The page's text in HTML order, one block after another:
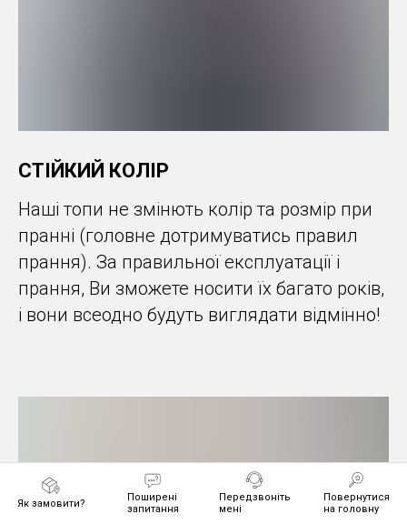
СТІЙКИЙ КОЛІР
Наші топи не змінють колір та розмір при
пранні (головне дотримуватись правил
прання). За правильної експлуатації і
прання, Ви зможете носити їх багато років,
і вони всеодно будуть виглядати відмінно!
Як замовити?
Поширені
запитання
Передзвоніть
мені
Повернутися
на головну